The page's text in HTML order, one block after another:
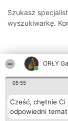
ORŁY
05:55
Cześć, chętnie Ci
odpowiedni
Szukasz
wyszukiwarkę.